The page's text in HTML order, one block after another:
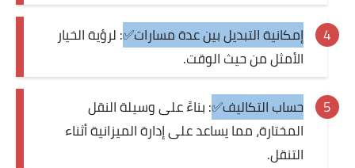
إمكانية التبديل بين عدة مسارات✅: لرؤية الخيار
الأمثل من حيث الوقت.
حساب التكاليف✅: بناءً على وسيلة النقل
المختارة، مما يساعد على إدارة الميزانية أثناء
التنقل.